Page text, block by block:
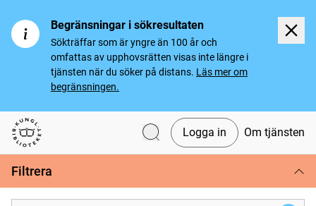
Begränsningar i sökresultaten
Sökträffar som är yngre än 100 år och
omfattas av upphovsrätten visas inte längre i
tjänsten när du söker på distans. Läs mer om
begränsningen.
Svenska tidningar
Logga in Om tjänsten
Filtrera